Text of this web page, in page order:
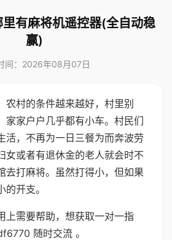
有麻将机遥控器(全自动稳
赢)
间：2026年08月07日
农村的条件越来越好，村里别
家家户户几乎都有小车。村民们
活，不再为一日三餐为而奔波劳
女或者有退休金的老人就会时不
去打麻将。虽然打得小，但如果
开支。
上需要帮助，想获取一对一指
随时交流 。